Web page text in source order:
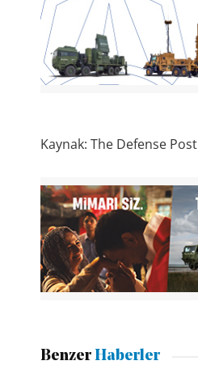
Kaynak: The Defense Post
BenzerHaberler